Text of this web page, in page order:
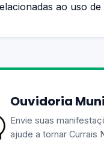
ao uso
Ouvidoria
Envie suas
ajude a tornar Currais